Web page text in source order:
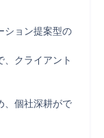
ション提案型の
、クライアント
、個社深耕がで